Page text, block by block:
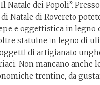
Natale dei Popoli”.
Natale di Rovereto
e oggettistica in legno
statuine in legno di
di artigianato
Non mancano anche
trentine, da